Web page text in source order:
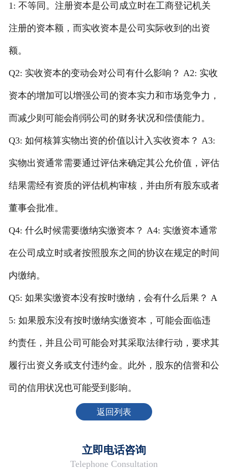
1: 不等同。注册资本是公司成立时在工商登记机关
注册的资本额，而实收资本是公司实际收到的出资
额。
Q2: 实收资本的变动会对公司有什么影响？ A2: 实收
资本的增加可以增强公司的资本实力和市场竞争力，
而减少则可能会削弱公司的财务状况和偿债能力。
Q3: 如何核算实物出资的价值以计入实收资本？ A3:
实物出资通常需要通过评估来确定其公允价值，评估
结果需经有资质的评估机构审核，并由所有股东或者
董事会批准。
Q4: 什么时候需要缴纳实缴资本？ A4: 实缴资本通常
在公司成立时或者按照股东之间的协议在规定的时间
内缴纳。
Q5: 如果实缴资本没有按时缴纳，会有什么后果？ A
5: 如果股东没有按时缴纳实缴资本，可能会面临违
约责任，并且公司可能会对其采取法律行动，要求其
履行出资义务或支付违约金。此外，股东的信誉和公
司的信用状况也可能受到影响。
返回列表
立即电话咨询
Telephone Consultation